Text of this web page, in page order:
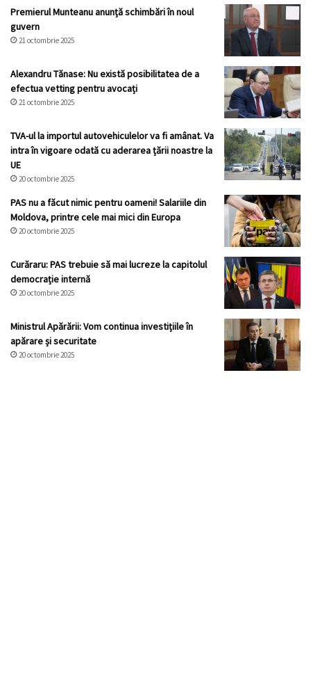
Premierul Munteanu anunță schimbări în noul
guvern
21 octombrie 2025
Alexandru Tănase: Nu există posibilitatea de a
efectua vetting pentru avocați
21 octombrie 2025
TVA-ul la importul autovehiculelor va fi amânat. Va
intra în vigoare odată cu aderarea țării noastre la
UE
20 octombrie 2025
PAS nu a făcut nimic pentru oameni! Salariile din
Moldova, printre cele mai mici din Europa
20 octombrie 2025
Curăraru: PAS trebuie să mai lucreze la capitolul
democrație internă
20 octombrie 2025
Ministrul Apărării: Vom continua investițiile în
apărare și securitate
20 octombrie 2025